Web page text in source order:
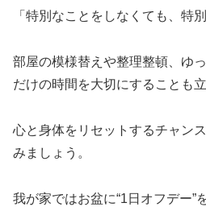
「特別なことをしなくても、特
部屋の模様替えや整理整頓、ゆ
だけの時間を大切にすることも
心と身体をリセットするチャン
みましょう。
我が家ではお盆に“1日オフデー”